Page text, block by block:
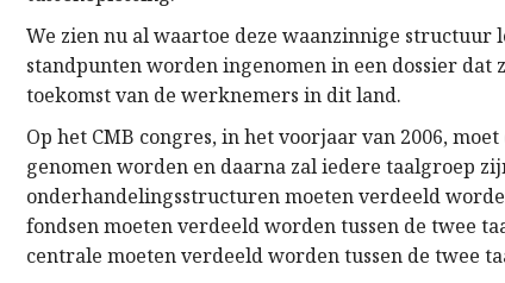
We zien nu al waartoe deze waanzinnige structuur
standpunten worden ingenomen in een dossier dat
toekomst van de werknemers in dit land.
Op het CMB congres, in het voorjaar van 2006,
genomen worden en daarna zal iedere taalgroep
onderhandelingsstructuren moeten verdeeld
fondsen moeten verdeeld worden tussen de twee
centrale moeten verdeeld worden tussen de twee